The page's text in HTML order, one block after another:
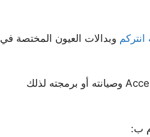
وبدالات العيون المختصة في
نؤمن كوادر مختصة من مهندسين أو عمال أو فنيين لتركيب Access Control وصيانته أو برمجته لذلك
ب: